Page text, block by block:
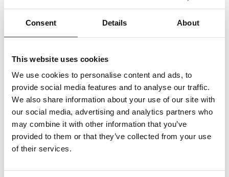
Consent Details About
This website uses cookies
We use cookies to personalise content and ads, to
provide social media features and to analyse our traffic.
We also share information about your use of our site with
our social media, advertising and analytics partners who
may combine it with other information that you’ve
provided to them or that they’ve collected from your use
of their services.
Accesoriu produs si impachetat la bucata, cantitate standard
in bucati care se va comanda, respectiv achizitiona, va
insemna un numar intreg de bucati/ml(metri liniari).
Depozitare
Depozitati cu atentie produsele pe o suprafata plana in
asteptarea instalarii. Lasati-le in asteptare timp de cel putin